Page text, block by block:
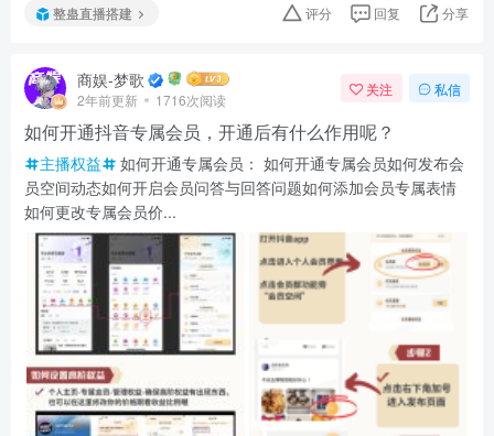
整蛊直播搭建 评分 回复 分享
商娱-梦歌
2年前更新 1716次阅读
关注 私信
如何开通抖音专属会员，开通后有什么作用呢？
主播权益
如何开通专属会员： 如何开通专属会员如何发布会
员空间动态如何开启会员问答与回答问题如何添加会员专属表情
如何更改专属会员价...